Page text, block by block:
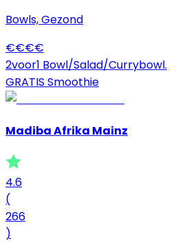
Bowls, Gezond
€€€€
2voor1 Bowl/Salad/Currybowl.
GRATIS Smoothie
Madiba Afrika Mainz
4.6
(
266
)